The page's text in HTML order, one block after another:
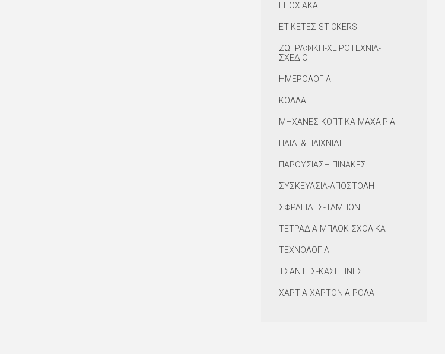
ΕΠΟΧΙΑΚΑ
ΕΤΙΚΕΤΕΣ-STICKERS
ΖΩΓΡΑΦΙΚΗ-ΧΕΙΡΟΤΕΧΝΙΑ-
ΣΧΕΔΙΟ
ΗΜΕΡΟΛΟΓΙΑ
ΚΟΛΛΑ
ΜΗΧΑΝΕΣ-ΚΟΠΤΙΚΑ-ΜΑΧΑΙΡΙΑ
ΠΑΙΔΙ & ΠΑΙΧΝΙΔΙ
ΠΑΡΟΥΣΙΑΣΗ-ΠΙΝΑΚΕΣ
ΣΥΣΚΕΥΑΣΙΑ-ΑΠΟΣΤΟΛΗ
ΣΦΡΑΓΙΔΕΣ-ΤΑΜΠΟΝ
ΤΕΤΡΑΔΙΑ-ΜΠΛΟΚ-ΣΧΟΛΙΚΑ
ΤΕΧΝΟΛΟΓΙΑ
ΤΣΑΝΤΕΣ-ΚΑΣΕΤΙΝΕΣ
ΧΑΡΤΙΑ-ΧΑΡΤΟΝΙΑ-ΡΟΛΑ